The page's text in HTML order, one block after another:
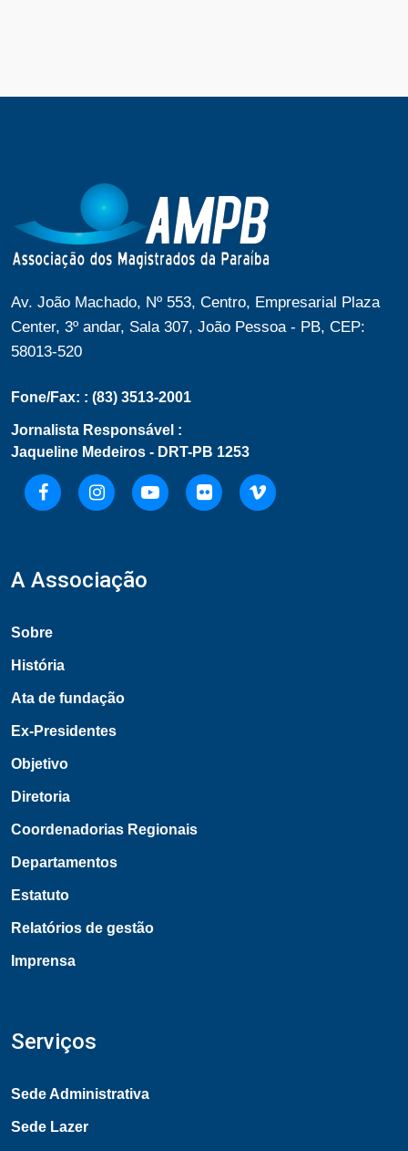
Av. João Machado, Nº 553, Centro, Empresarial Plaza
Center, 3º andar, Sala 307, João Pessoa - PB, CEP:
58013-520
Fone/Fax: : (83) 3513-2001
Jornalista Responsável :
Jaqueline Medeiros - DRT-PB 1253
A Associação
Sobre
História
Ata de fundação
Ex-Presidentes
Objetivo
Diretoria
Coordenadorias Regionais
Departamentos
Estatuto
Relatórios de gestão
Imprensa
Serviços
Sede Administrativa
Sede Lazer